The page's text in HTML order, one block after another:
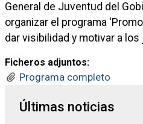
General de Juventud del
organizar el programa
dar visibilidad y motivar a
Ficheros adjuntos:
Programa completo
Últimas noticias